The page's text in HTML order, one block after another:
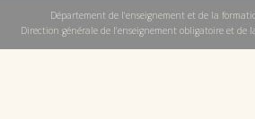
Département de l'enseignement et de la
Direction générale de l'enseignement obligatoire et de